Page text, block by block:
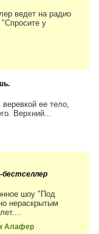
ведет на радио
у
ее тело,
Верхний...
бестселлер
шоу "Под
нераскрытым
Алафер